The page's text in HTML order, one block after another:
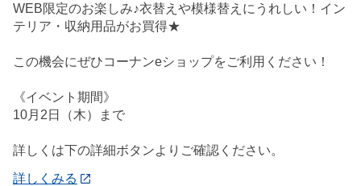
WEB限定のお楽しみ♪衣替えや模様替えにうれしい！イン
テリア・収納用品がお買得★
この機会にぜひコーナンeショップをご利用ください！
《イベント期間》
10月2日（木）まで
詳しくは下の詳細ボタンよりご確認ください。
詳しくみる